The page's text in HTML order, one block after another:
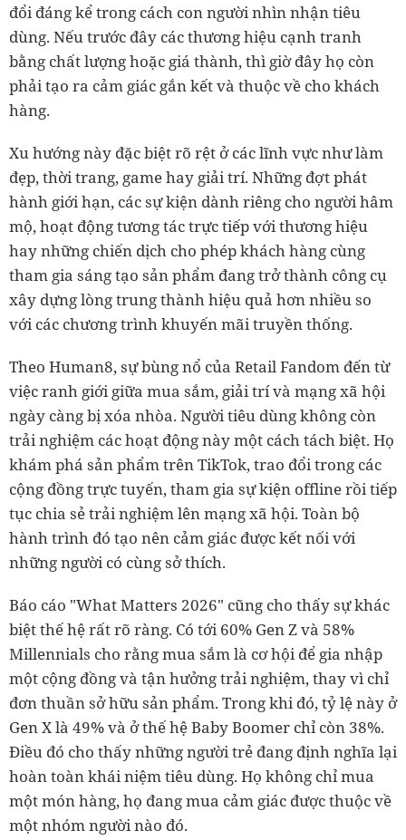
đổi đáng kể trong cách con người nhìn nhận tiêu
dùng. Nếu trước đây các thương hiệu cạnh tranh
bằng chất lượng hoặc giá thành, thì giờ đây họ còn
phải tạo ra cảm giác gắn kết và thuộc về cho khách
hàng.
Xu hướng này đặc biệt rõ rệt ở các lĩnh vực như làm
đẹp, thời trang, game hay giải trí. Những đợt phát
hành giới hạn, các sự kiện dành riêng cho người hâm
mộ, hoạt động tương tác trực tiếp với thương hiệu
hay những chiến dịch cho phép khách hàng cùng
tham gia sáng tạo sản phẩm đang trở thành công cụ
xây dựng lòng trung thành hiệu quả hơn nhiều so
với các chương trình khuyến mãi truyền thống.
Theo Human8, sự bùng nổ của Retail Fandom đến từ
việc ranh giới giữa mua sắm, giải trí và mạng xã hội
ngày càng bị xóa nhòa. Người tiêu dùng không còn
trải nghiệm các hoạt động này một cách tách biệt. Họ
khám phá sản phẩm trên TikTok, trao đổi trong các
cộng đồng trực tuyến, tham gia sự kiện offline rồi tiếp
tục chia sẻ trải nghiệm lên mạng xã hội. Toàn bộ
hành trình đó tạo nên cảm giác được kết nối với
những người có cùng sở thích.
Báo cáo "What Matters 2026" cũng cho thấy sự khác
biệt thế hệ rất rõ ràng. Có tới 60% Gen Z và 58%
Millennials cho rằng mua sắm là cơ hội để gia nhập
một cộng đồng và tận hưởng trải nghiệm, thay vì chỉ
đơn thuần sở hữu sản phẩm. Trong khi đó, tỷ lệ này ở
Gen X là 49% và ở thế hệ Baby Boomer chỉ còn 38%.
Điều đó cho thấy những người trẻ đang định nghĩa lại
hoàn toàn khái niệm tiêu dùng. Họ không chỉ mua
một món hàng, họ đang mua cảm giác được thuộc về
một nhóm người nào đó.